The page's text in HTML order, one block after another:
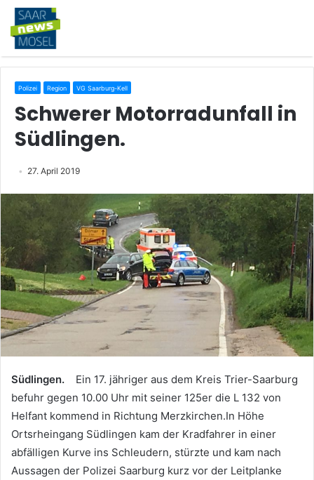
Polizei Region VG Saarburg-Kell
Schwerer Motorradunfall in
Südlingen.
27. April 2019
Südlingen. Ein 17. jähriger aus dem Kreis Trier-Saarburg
befuhr gegen 10.00 Uhr mit seiner 125er die L 132 von
Helfant kommend in Richtung Merzkirchen.In Höhe
Ortsrheingang Südlingen kam der Kradfahrer in einer
abfälligen Kurve ins Schleudern, stürzte und kam nach
Aussagen der Polizei Saarburg kurz vor der Leitplanke